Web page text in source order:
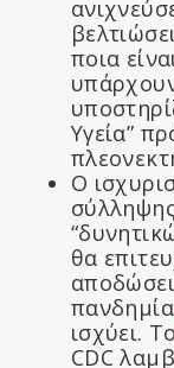
ποια
Υγεία”
Ο
θα
ισχύει. Το
CDC